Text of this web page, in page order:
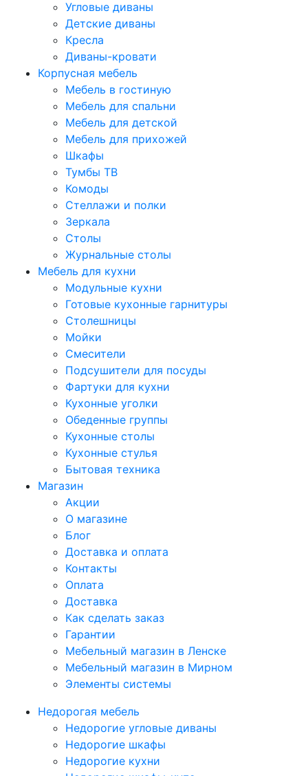
Угловые диваны
Детские диваны
Кресла
Диваны-кровати
Корпусная мебель
Мебель в гостиную
Мебель для спальни
Мебель для детской
Мебель для прихожей
Шкафы
Тумбы ТВ
Комоды
Стеллажи и полки
Зеркала
Столы
Журнальные столы
Мебель для кухни
Модульные кухни
Готовые кухонные гарнитуры
Столешницы
Мойки
Смесители
Подсушители для посуды
Фартуки для кухни
Кухонные уголки
Обеденные группы
Кухонные столы
Кухонные стулья
Бытовая техника
Магазин
Акции
О магазине
Блог
Доставка и оплата
Контакты
Оплата
Доставка
Как сделать заказ
Гарантии
Мебельный магазин в Ленске
Мебельный магазин в Мирном
Элементы системы
Недорогая мебель
Недорогие угловые диваны
Недорогие шкафы
Недорогие кухни